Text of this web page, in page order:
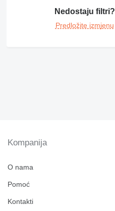
E-series
Nedostaju filtri?
Predložite izmjenu
Kompanija
O nama
Pomoć
Kontakti